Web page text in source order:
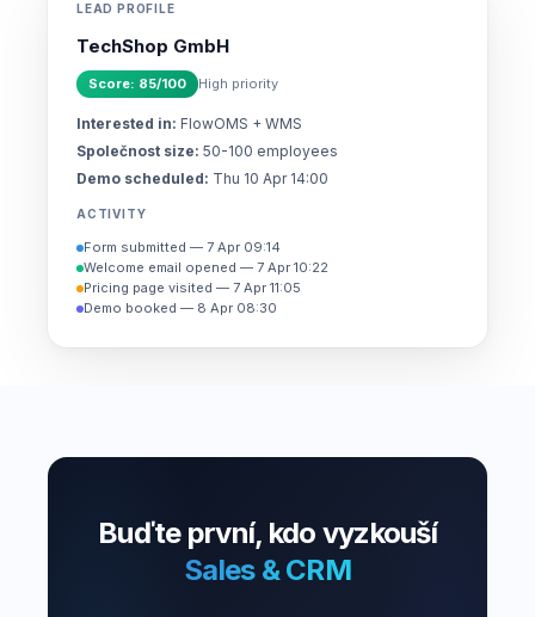
LEAD PROFILE
TechShop GmbH
Score: 85/100 High priority
Interested in: FlowOMS + WMS
Společnost size: 50-100 employees
Demo scheduled: Thu 10 Apr 14:00
ACTIVITY
Form submitted — 7 Apr 09:14
Welcome email opened — 7 Apr 10:22
Pricing page visited — 7 Apr 11:05
Demo booked — 8 Apr 08:30
Buďte první, kdo vyzkouší
Sales & CRM